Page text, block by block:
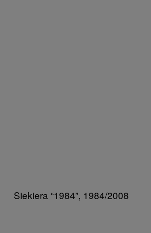
Siekiera “1984”, 1984/2008